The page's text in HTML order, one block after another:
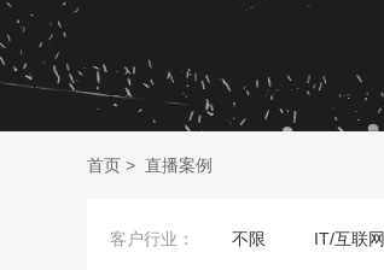
首页 > 直播案例
客户行业： 不限 IT/互联网